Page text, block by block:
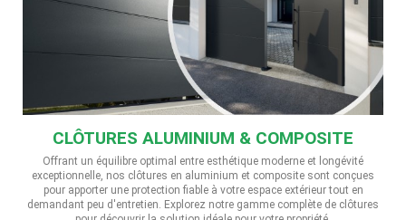
CLÔTURES ALUMINIUM & COMPOSITE
Offrant un équilibre optimal entre esthétique moderne et longévité
exceptionnelle, nos clôtures en aluminium et composite sont conçues
pour apporter une protection fiable à votre espace extérieur tout en
demandant peu d'entretien. Explorez notre gamme complète de clôtures